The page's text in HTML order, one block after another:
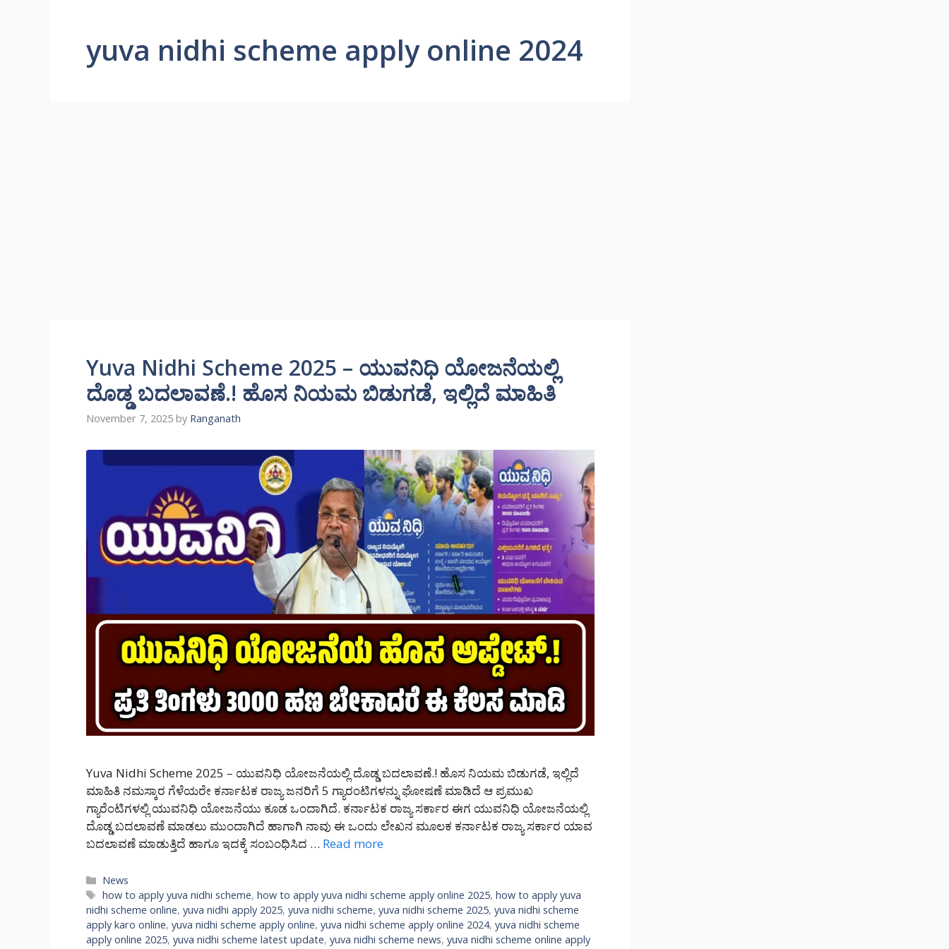
yuva nidhi scheme apply online 2024
Yuva Nidhi Scheme 2025 – ಯುವನಿಧಿ ಯೋಜನೆಯಲ್ಲಿ
ದೊಡ್ಡ ಬದಲಾವಣೆ.! ಹೊಸ ನಿಯಮ ಬಿಡುಗಡೆ, ಇಲ್ಲಿದೆ ಮಾಹಿತಿ
November 7, 2025 by Ranganath
Yuva Nidhi Scheme 2025 – ಯುವನಿಧಿ ಯೋಜನೆಯಲ್ಲಿ ದೊಡ್ಡ ಬದಲಾವಣೆ.! ಹೊಸ ನಿಯಮ ಬಿಡುಗಡೆ, ಇಲ್ಲಿದೆ
ಮಾಹಿತಿ ನಮಸ್ಕಾರ ಗೆಳೆಯರೇ ಕರ್ನಾಟಕ ರಾಜ್ಯ ಜನರಿಗೆ 5 ಗ್ಯಾರಂಟಿಗಳನ್ನು ಘೋಷಣೆ ಮಾಡಿದೆ ಆ ಪ್ರಮುಖ
ಗ್ಯಾರೆಂಟಿಗಳಲ್ಲಿ ಯುವನಿಧಿ ಯೋಜನೆಯು ಕೂಡ ಒಂದಾಗಿದೆ. ಕರ್ನಾಟಕ ರಾಜ್ಯ ಸರ್ಕಾರ ಈಗ ಯುವನಿಧಿ ಯೋಜನೆಯಲ್ಲಿ
ದೊಡ್ಡ ಬದಲಾವಣೆ ಮಾಡಲು ಮುಂದಾಗಿದೆ ಹಾಗಾಗಿ ನಾವು ಈ ಒಂದು ಲೇಖನ ಮೂಲಕ ಕರ್ನಾಟಕ ರಾಜ್ಯ ಸರ್ಕಾರ ಯಾವ
ಬದಲಾವಣೆ ಮಾಡುತ್ತಿದೆ ಹಾಗೂ ಇದಕ್ಕೆ ಸಂಬಂಧಿಸಿದ … Read more
Categories
News
Tags
how to apply yuva nidhi scheme,how to apply yuva nidhi scheme apply online 2025,how to apply yuva
nidhi scheme online, yuva nidhi apply 2025, yuva nidhi scheme, yuva nidhi scheme 2025, yuva nidhi scheme
apply karo online, yuva nidhi scheme apply online, yuva nidhi scheme apply online 2024, yuva nidhi scheme
apply online 2025, yuva nidhi scheme latest update, yuva nidhi scheme news, yuva nidhi scheme online apply